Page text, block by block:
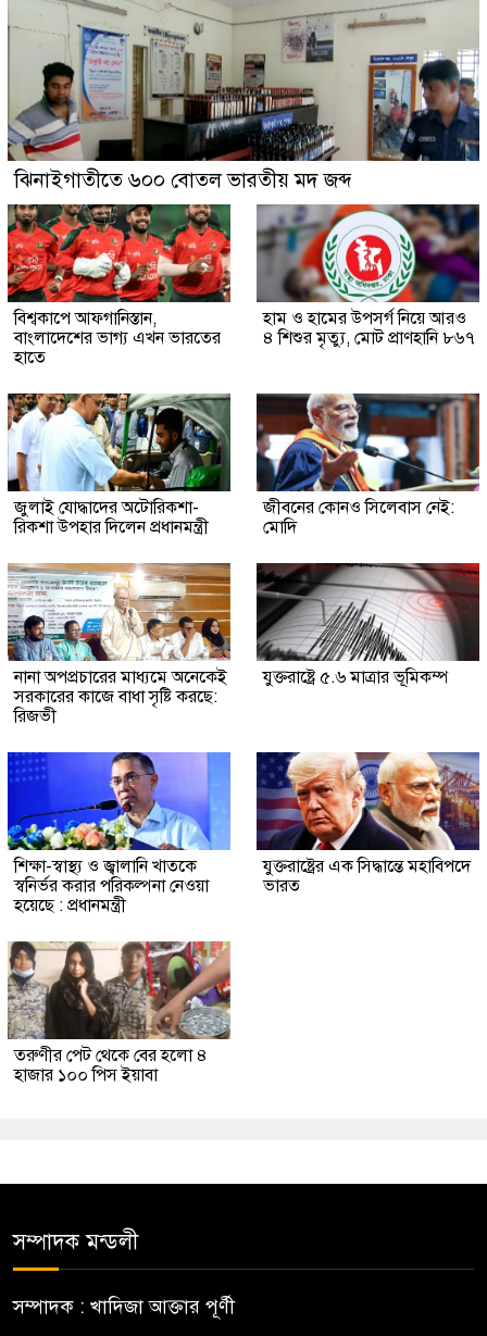
ঝিনাইগাতীতে ৬০০ বোতল ভারতীয় মদ জব্দ
বিশ্বকাপে আফগানিস্তান,
বাংলাদেশের ভাগ্য এখন ভারতের
হাতে
হাম ও হামের উপসর্গ নিয়ে আরও
৪ শিশুর মৃত্যু, মোট প্রাণহানি ৮৬৭
জুলাই যোদ্ধাদের অটোরিকশা-
রিকশা উপহার দিলেন প্রধানমন্ত্রী
জীবনের কোনও সিলেবাস নেই:
মোদি
নানা অপপ্রচারের মাধ্যমে অনেকেই
সরকারের কাজে বাধা সৃষ্টি করছে:
রিজভী
যুক্তরাষ্ট্রে ৫.৬ মাত্রার ভূমিকম্প
শিক্ষা-স্বাস্থ্য ও জ্বালানি খাতকে
স্বনির্ভর করার পরিকল্পনা নেওয়া
হয়েছে : প্রধানমন্ত্রী
যুক্তরাষ্ট্রের এক সিদ্ধান্তে মহাবিপদে
ভারত
তরুণীর পেট থেকে বের হলো ৪
হাজার ১০০ পিস ইয়াবা
সম্পাদক মন্ডলী
সম্পাদক : খাদিজা আক্তার পূর্ণী